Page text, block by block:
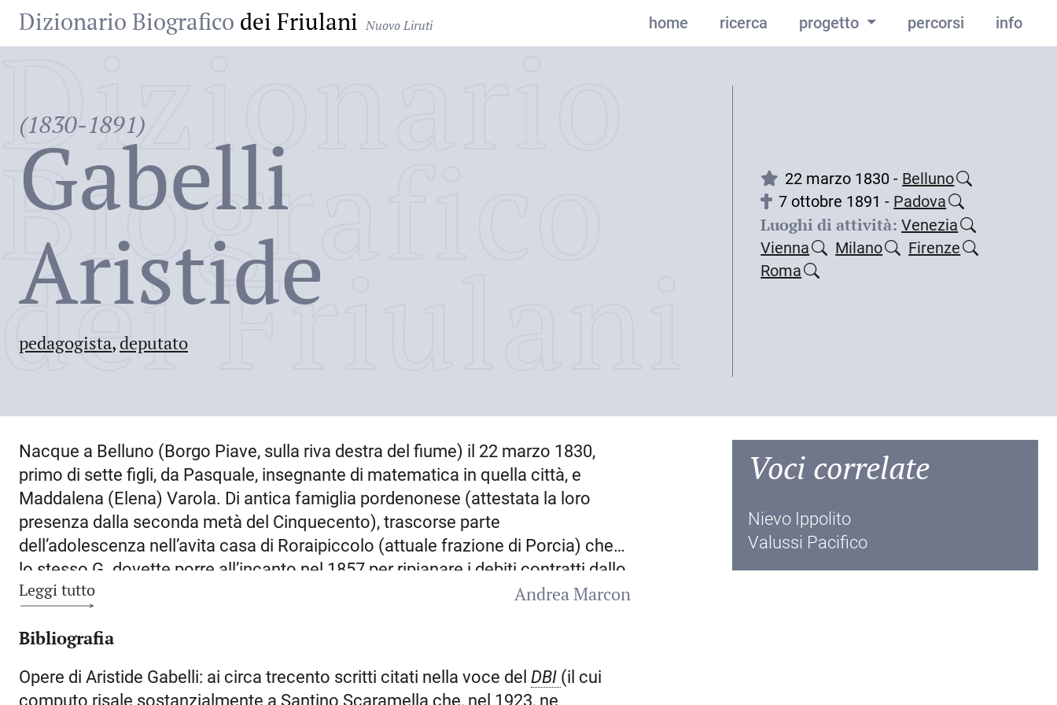
Dizionario Biografico dei Friulani Nuovo Liruti home ricerca progetto percorsi info
(1830-1891)
Gabelli
Aristide
pedagogista, deputato
Dizionario
Biografico
dei Friulani
22 marzo 1830 - Belluno
7 ottobre 1891 - Padova
Luoghi di attività: Venezia
Vienna
Milano
Firenze
Roma
Nacque a Belluno (Borgo Piave, sulla riva destra del fiume) il 22 marzo 1830,
primo di sette figli, da Pasquale, insegnante di matematica in quella città, e
Maddalena (Elena) Varola. Di antica famiglia pordenonese (attestata la loro
presenza dalla seconda metà del Cinquecento), trascorse parte
dell’adolescenza nell’avita casa di Roraipiccolo (attuale frazione di Porcia) che
lo stesso G. dovette porre all’incanto nel 1857 per ripianare i debiti contratti dallo
zio Giovanni, unitosi in matrimonio con Antonia, rampolla della nobile famiglia
letterati Gaspare e Carlo). Nelle sue memorie, pubblicate postume, precisò che il
padre volle attribuirgli il nome Aristide «per un grande amore ch’egli portò sempre
verso l’equanimità e giustizia», verosimilmente riferendosi all’omonimo politico
Leggi tutto
Andrea Marcon
Bibliografia
Opere di Aristide Gabelli: ai circa trecento scritti citati nella voce del DBI (il cui
computo risale sostanzialmente a Santino Scaramella che, nel 1923, ne
Voci correlate
Nievo Ippolito
Valussi Pacifico